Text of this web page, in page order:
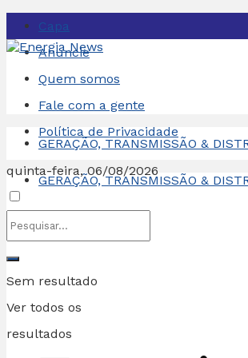
Capa
Anuncie
Quem somos
Fale com a gente
Política de Privacidade
quinta-feira, 06/08/2026
Sem resultado
Ver todos os
resultados
GERAÇÃO, TRANSMISSÃO &
GERAÇÃO, TRANSMISSÃO &